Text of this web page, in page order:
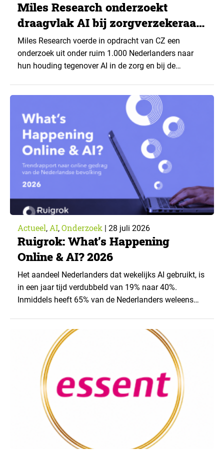
Miles Research onderzoekt
draagvlak AI bij zorgverzekeraar
CZ
Miles Research voerde in opdracht van CZ een
onderzoek uit onder ruim 1.000 Nederlanders naar
hun houding tegenover AI in de zorg en bij de
toepassingen, en waar trekken zij een grens? Dit
artikel is aangeleverd door kennispartner Miles
Research. ▼ De uitkomsten zijn…
Actueel, AI, Onderzoek | 28 juli 2026
Ruigrok: What’s Happening
Online & AI? 2026
Het aandeel Nederlanders dat wekelijks AI gebruikt, is
in een jaar tijd verdubbeld van 19% naar 40%.
Inmiddels heeft 65% van de Nederlanders weleens
van What’s Happening Online & AI? 2026, het
jaarlijkse trendrapport van Ruigrok onderzoek &
advies over…